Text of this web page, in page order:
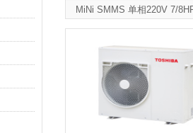
MiNi SMMS 单相220V 7/